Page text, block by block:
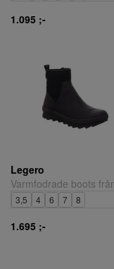
1.095 ;-
Legero
3,5 4 6 7 8
1.695 ;-